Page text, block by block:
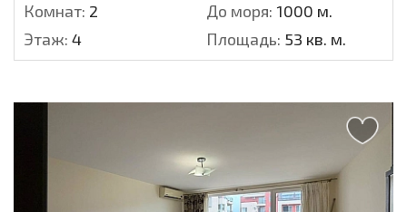
Комнат: 2 До моря: 1000 м.
Этаж: 4 Площадь: 53 кв. м.